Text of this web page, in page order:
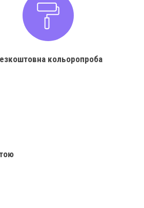
кольоропроба